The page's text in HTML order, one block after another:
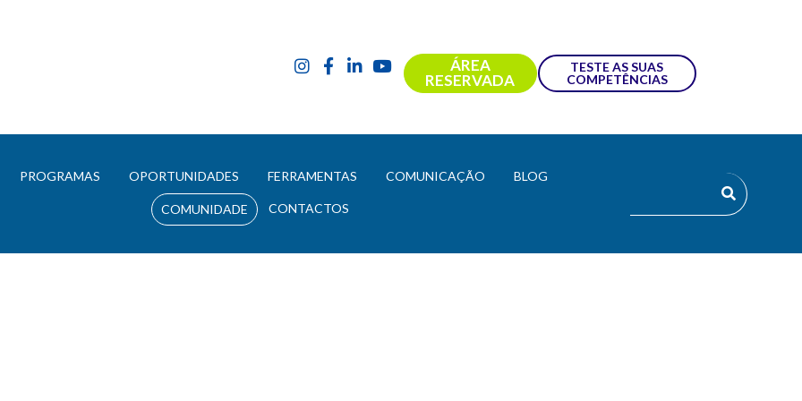
ÁREA
RESERVADA
TESTE AS SUAS
COMPETÊNCIAS
PROGRAMAS OPORTUNIDADES FERRAMENTAS COMUNICAÇÃO BLOG
COMUNIDADE CONTACTOS